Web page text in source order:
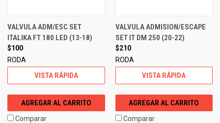
VALVULA ADM/ESC SET
ITALIKA FT 180 LED (13-18)
$100
RODA
VISTA RÁPIDA
AGREGAR AL CARRITO
Comparar
VALVULA ADMISION/ESCAPE
SET IT DM 250 (20-22)
$210
RODA
VISTA RÁPIDA
AGREGAR AL CARRITO
Comparar